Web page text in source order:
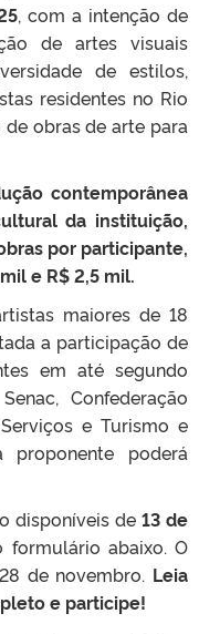
, com a intenção de
de artes visuais
de estilos,
residentes no Rio
obras de arte para
contemporânea
da instituição,
por participante,
e R$ 2,5 mil.
maiores de 18
a participação de
em até segundo
Confederação
e Turismo e
proponente poderá
disponíveis de 13 de
formulário abaixo. O
de novembro. Leia
e participe!